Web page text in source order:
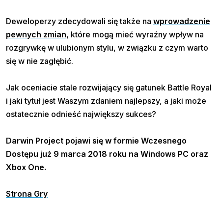
Deweloperzy zdecydowali się także na wprowadzenie
pewnych zmian, które mogą mieć wyraźny wpływ na
rozgrywkę w ulubionym stylu, w związku z czym warto
się w nie zagłębić.
Jak oceniacie stale rozwijający się gatunek Battle Royal
i jaki tytuł jest Waszym zdaniem najlepszy, a jaki może
ostatecznie odnieść największy sukces?
Darwin Project pojawi się w formie Wczesnego
Dostępu już 9 marca 2018 roku na Windows PC oraz
Xbox One.
Strona Gry